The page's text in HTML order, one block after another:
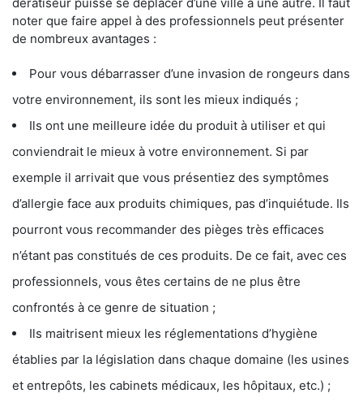
noter que faire appel à des professionnels peut présenter
de nombreux avantages :
Pour vous débarrasser d’une invasion de rongeurs dans
votre environnement, ils sont les mieux indiqués ;
Ils ont une meilleure idée du produit à utiliser et qui
conviendrait le mieux à votre environnement. Si par
exemple il arrivait que vous présentiez des symptômes
d’allergie face aux produits chimiques, pas d’inquiétude. Ils
pourront vous recommander des pièges très efficaces
n’étant pas constitués de ces produits. De ce fait, avec ces
professionnels, vous êtes certains de ne plus être
confrontés à ce genre de situation ;
Ils maitrisent mieux les réglementations d’hygiène
établies par la législation dans chaque domaine (les usines
et entrepôts, les cabinets médicaux, les hôpitaux, etc.) ;